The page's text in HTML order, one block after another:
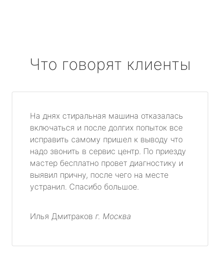
Что говорят клиенты
На днях стиральная машина отказалась
включаться и после долгих попыток все
исправить самому пришел к выводу что
надо звонить в сервис центр. По приезду
мастер бесплатно провет диагностику и
выявил причну, после чего на месте
устранил. Спасибо большое.
Илья Дмитраков г. Москва